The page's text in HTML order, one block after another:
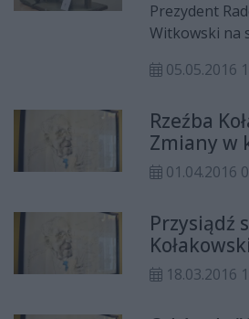
Prezydent
Witkowski na
planowanego
radomskiego
ogłoszony
wpłynęło 8
05.05.2016
Rzeźba
Zmiany w
01.04.2016
Przysiądź
18.03.2016